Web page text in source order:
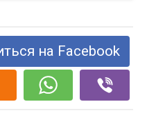
на Facebook